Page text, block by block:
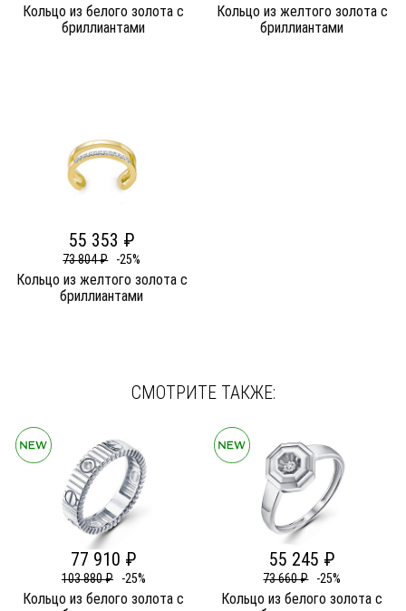
Кольцо из белого золота c
бриллиантами
Кольцо из желтого золота c
бриллиантами
55 353 ₽
73 804 ₽ -25%
Кольцо из желтого золота c
бриллиантами
СМОТРИТЕ ТАКЖЕ:
77 910 ₽
103 880 ₽ -25%
Кольцо из белого золота c
55 245 ₽
73 660 ₽ -25%
Кольцо из белого золота c